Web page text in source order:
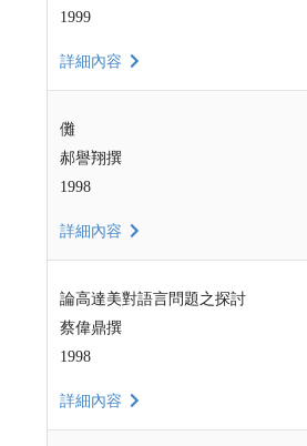
1999
詳細內容
儺
郝譽翔撰
1998
詳細內容
論高達美對語言問題之探討
蔡偉鼎撰
1998
詳細內容